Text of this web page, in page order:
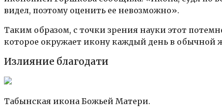
видел, поэтому оценить ее невозможно».
Таким образом, с точки зрения науки этот
которое окружает икону каждый день в обычной
Излияние благодати
Табынская икона Божьей Матери.